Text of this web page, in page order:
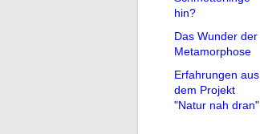
hin?
Das Wunder der
Metamorphose
Erfahrungen aus
dem Projekt
"Natur nah dran"